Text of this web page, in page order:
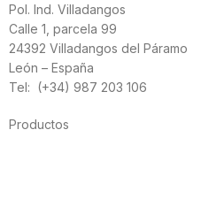
Pol. Ind. Villadangos
Calle 1, parcela 99
24392 Villadangos del Páramo
León – España
Tel: (+34) 987 203 106
Productos